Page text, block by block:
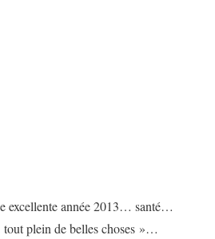
excellente année 2013… santé…
plein de belles choses »…